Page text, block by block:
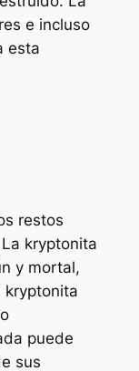
e incluso
esta
restos
kryptonita
y mortal,
kryptonita
puede
sus